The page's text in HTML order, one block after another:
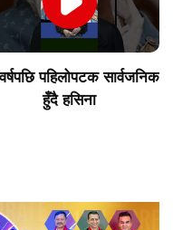
पहिलोपटक सार्वजनिक
हुँदै हसिना